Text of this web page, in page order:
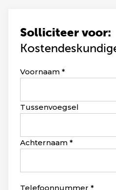
Solliciteer voor:
Leave
blank
Voornaam
Tussenvoegsel
Achternaam
Telefoonnummer